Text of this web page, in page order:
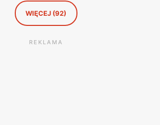
WIĘCEJ (92)
REKLAMA